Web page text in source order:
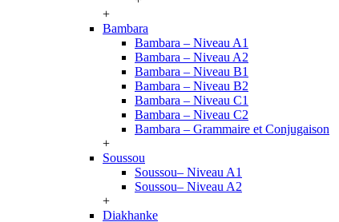
+
Bambara
Bambara – Niveau A1
Bambara – Niveau A2
Bambara – Niveau B1
Bambara – Niveau B2
Bambara – Niveau C1
Bambara – Niveau C2
Bambara – Grammaire et Conjugaison
+
Soussou
Soussou– Niveau A1
Soussou– Niveau A2
+
Diakhanke